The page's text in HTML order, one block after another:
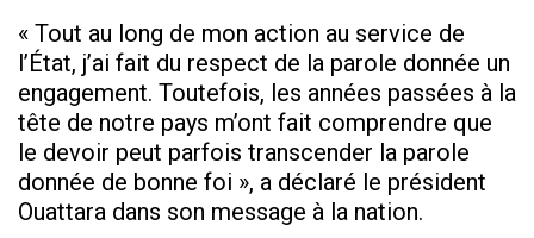
« Tout au long de mon action au service de
l’État, j’ai fait du respect de la parole donnée un
engagement. Toutefois, les années passées à la
tête de notre pays m’ont fait comprendre que
le devoir peut parfois transcender la parole
donnée de bonne foi », a déclaré le président
Ouattara dans son message à la nation.